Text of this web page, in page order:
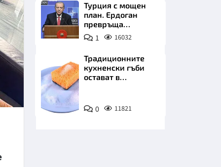
Турция с мощен
план. Ердоган
превръща
Джейхан в
петролно чудо
1 16032
Снимка:
Пиксабей
Традиционните
кухненски гъби
остават в
0 11821